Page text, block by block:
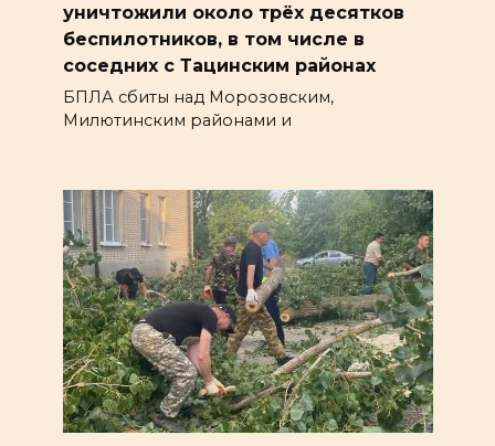
уничтожили около трёх десятков
беспилотников, в том числе в
соседних с Тацинским районах
БПЛА сбиты над Морозовским,
Милютинским районами и